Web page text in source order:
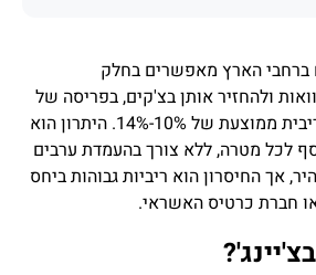
ברחבי הארץ מאפשרים בחלק
ולהחזיר אותן בצ'קים, בפריסה של
עד 60 תשלומים ובריבית ממוצעת של 10%-14%. היתרון הוא
לכל מטרה, ללא צורך בהעמדת ערבים
אך החיסרון הוא ריביות גבוהות ביחס
חברת כרטיס האשראי.